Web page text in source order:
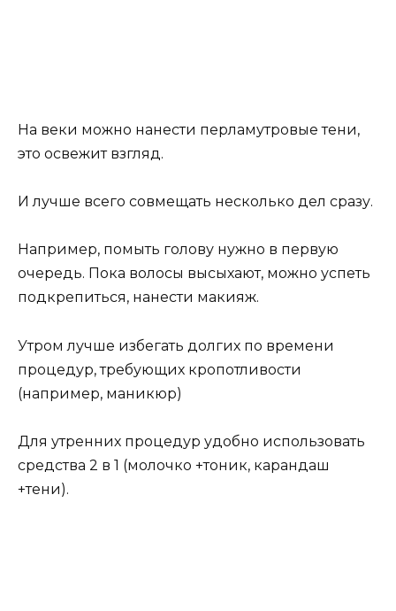
На веки можно нанести перламутровые тени,
это освежит взгляд.
И лучше всего совмещать несколько дел сразу.
Например, помыть голову нужно в первую
очередь. Пока волосы высыхают, можно успеть
подкрепиться, нанести макияж.
Утром лучше избегать долгих по времени
процедур, требующих кропотливости
(например, маникюр)
Для утренних процедур удобно использовать
средства 2 в 1 (молочко +тоник, карандаш
+тени).